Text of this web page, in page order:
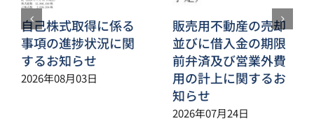
自己株式取得に係る
事項の進捗状況に関
するお知らせ
2026年08月03日
販売用不動産の売却
並びに借入金の期限
前弁済及び営業外費
用の計上に関するお
知らせ
2026年07月24日